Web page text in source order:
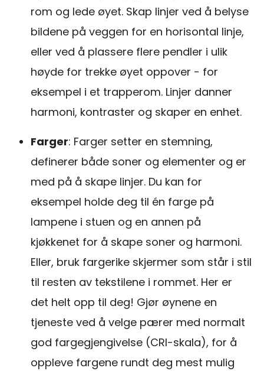
rom og lede øyet. Skap linjer ved å belyse
bildene på veggen for en horisontal linje,
eller ved å plassere flere pendler i ulik
høyde for trekke øyet oppover - for
eksempel i et trapperom. Linjer danner
harmoni, kontraster og skaper en enhet.
Farger: Farger setter en stemning,
definerer både soner og elementer og er
med på å skape linjer. Du kan for
eksempel holde deg til én farge på
lampene i stuen og en annen på
kjøkkenet for å skape soner og harmoni.
Eller, bruk fargerike skjermer som står i stil
til resten av tekstilene i rommet. Her er
det helt opp til deg! Gjør øynene en
tjeneste ved å velge pærer med normalt
god fargegjengivelse (CRI-skala), for å
oppleve fargene rundt deg mest mulig